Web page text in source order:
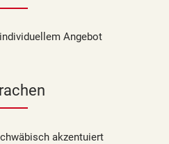
Angebot
akzentuiert